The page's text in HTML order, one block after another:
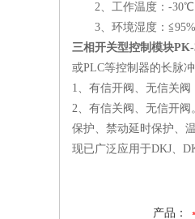
2、工作温度：-30℃
3、环境湿度：
三相开关型控制模块
或PLC等控制器的长脉
1、有信开阀、无信关阀
2、有信关阀、无信开
保护、禁动延时保护、
现已广泛应用于DKJ、
产品：